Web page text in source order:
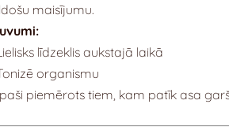
maisījumu.
līdzeklis aukstajā laikā
organismu
piemērots tiem, kam patīk asa